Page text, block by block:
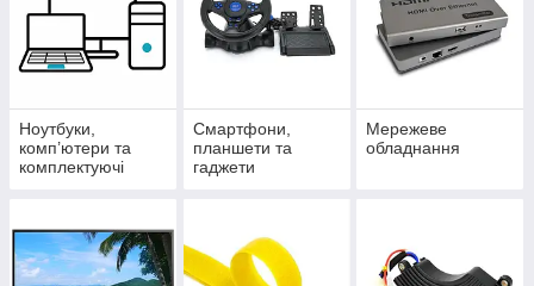
Ноутбуки,
комп’ютери та
комплектуючі
Смартфони,
планшети та
гаджети
Мережеве
обладнання